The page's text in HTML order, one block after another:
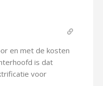
en met de kosten
is dat
voor